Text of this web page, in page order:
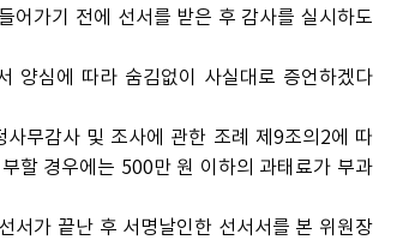
어가기 전에 선서를 받은 후 감사를 실시하도
양심에 따라 숨김없이 사실대로 증언하겠다
무감사 및 조사에 관한 조례 제9조의2에 따
할 경우에는 500만 원 이하의 과태료가 부과
서가 끝난 후 서명날인한 선서서를 본 위원장